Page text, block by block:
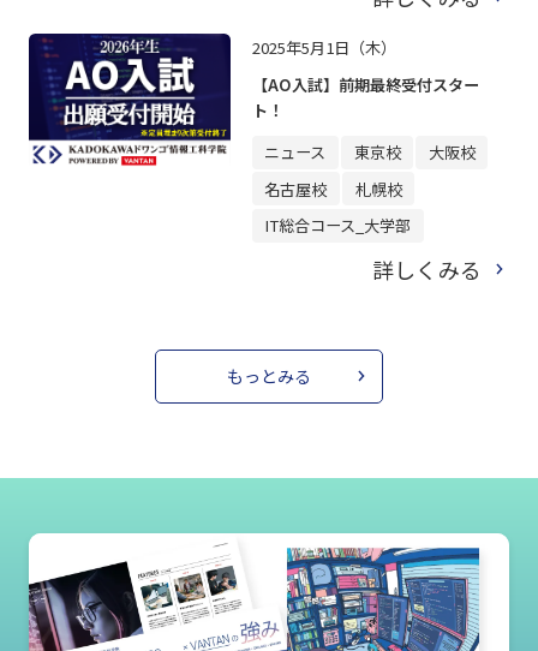
2025年5月1日（木）
【AO入試】前期最終受付スター
ト！
ニュース
東京校
大阪校
名古屋校
札幌校
IT総合コース_大学部
詳しくみる
もっとみる